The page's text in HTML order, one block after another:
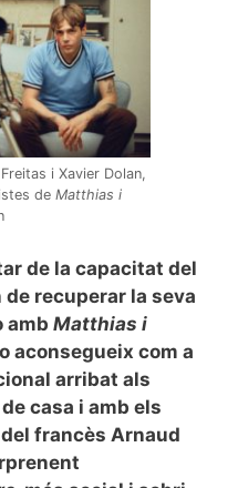
i Xavier Dolan,
de Matthias i
de la capacitat del
recuperar la seva
amb Matthias i
aconsegueix com a
arribat als
casa i amb els
francès Arnaud